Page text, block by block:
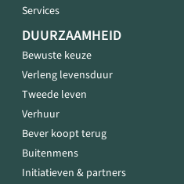
Services
DUURZAAMHEID
Bewuste keuze
Verleng levensduur
Tweede leven
Verhuur
Bever koopt terug
Buitenmens
Initiatieven & partners